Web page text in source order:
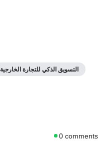
التسويق الذكي للتجارة الخارجية
0 comments